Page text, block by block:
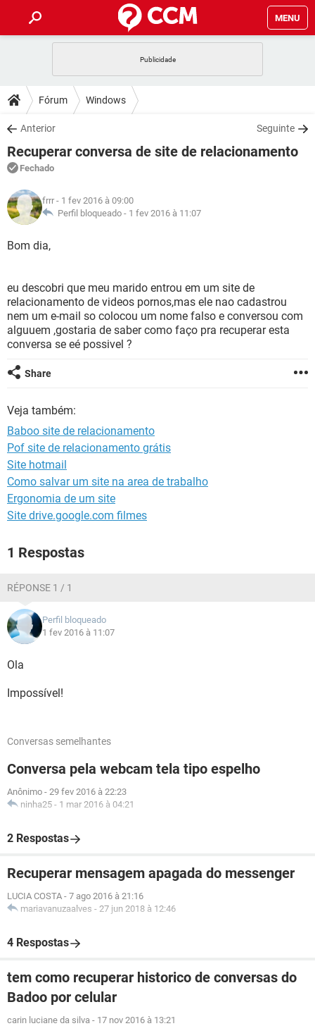
MENU
CELULAR
OUTLOOK
INSTAGRAM GMAIL
GUIA DE COMPRAS
DICAS
JOGOS
OUTLOOK
INSTAGRAM
GUIA DE COMPRAS
DOWNLOADS
JOGOS WHATSAPP
CELULAR
OUTLOOK
INSTAGRAM
GUIA DE COMPRAS
FÓRUM
JOGOS
CELULAR FACEBOOK
GUIA DE COMPRAS
GLOSSÁRIO
JOGOS
CELULAR
INSTAGRAM
GUIA DE COMPRAS
Fórum Windows
Anterior Seguinte
Recuperar conversa de site de relacionamento
Fechado
frrr - 1 fev 2016 à 09:00
Perfil bloqueado - 1 fev 2016 à 11:07
Bom dia,
eu descobri que meu marido entrou em um site de
relacionamento de videos pornos,mas ele nao cadastrou
nem um e-mail so colocou um nome falso e conversou com
alguuem ,gostaria de saber como faço pra recuperar esta
conversa se eé possivel ?
Share
Veja também:
Baboo site de relacionamento
Pof site de relacionamento grátis
Site hotmail
Como salvar um site na area de trabalho
Ergonomia de um site
Site drive.google.com filmes
1 Respostas
RÉPONSE 1 / 1
Perfil bloqueado
1 fev 2016 à 11:07
Ola
Impossível!
Conversas semelhantes
Conversa pela webcam tela tipo espelho
Anônimo - 29 fev 2016 à 22:23
ninha25 - 1 mar 2016 à 04:21
2 Respostas
Recuperar mensagem apagada do messenger
LUCIA COSTA - 7 ago 2016 à 21:16
mariavanuzaalves - 27 jun 2018 à 12:46
4 Respostas
tem como recuperar historico de conversas do
Badoo por celular
carin luciane da silva - 17 nov 2016 à 13:21